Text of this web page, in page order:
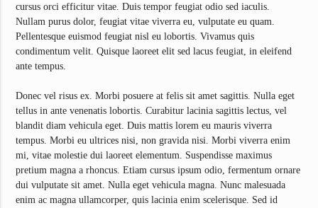
cursus orci efficitur vitae. Duis tempor feugiat odio sed iaculis.
Nullam purus dolor, feugiat vitae viverra eu, vulputate eu quam.
Pellentesque euismod feugiat nisl eu lobortis. Vivamus quis
condimentum velit. Quisque laoreet elit sed lacus feugiat, in eleifend
ante tempus.
Donec vel risus ex. Morbi posuere at felis sit amet sagittis. Nulla eget
tellus in ante venenatis lobortis. Curabitur lacinia sagittis lectus, vel
blandit diam vehicula eget. Duis mattis lorem eu mauris viverra
tempus. Morbi eu ultrices nisi, non gravida nisi. Morbi viverra enim
mi, vitae molestie dui laoreet elementum. Suspendisse maximus
pretium magna a rhoncus. Etiam cursus ipsum odio, fermentum ornare
dui vulputate sit amet. Nulla eget vehicula magna. Nunc malesuada
enim ac magna ullamcorper, quis lacinia enim scelerisque. Sed id